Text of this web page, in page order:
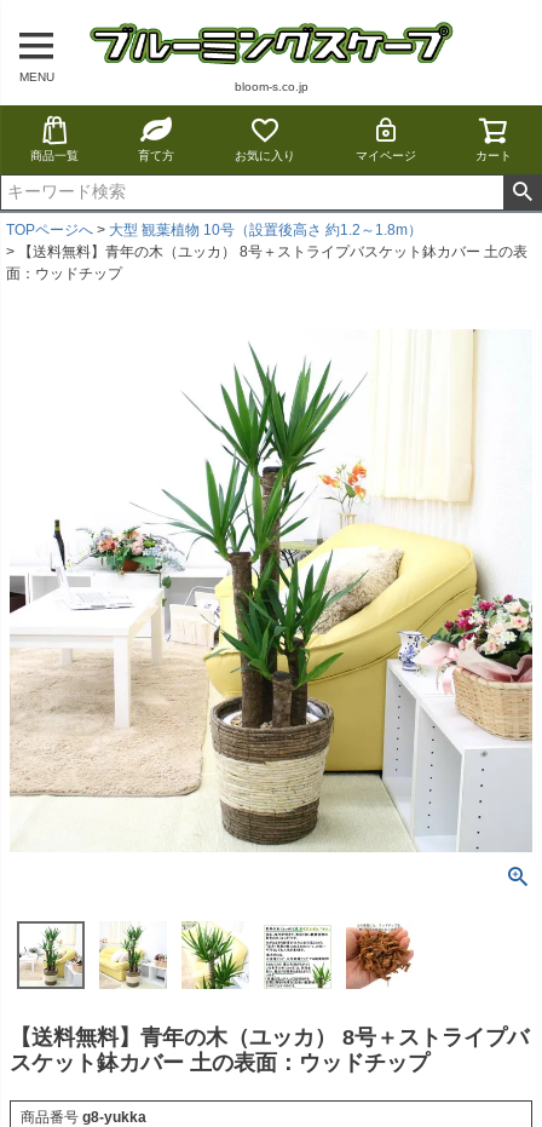
MENU
bloom-s.co.jp
商品一覧 育て方 お気に入り マイページ カート
TOPページへ
大型 観葉植物 10号（設置後高さ 約1.2～1.8m）
【送料無料】青年の木（ユッカ） 8号＋ストライプバスケット鉢カバー 土の表
面：ウッドチップ
【送料無料】青年の木（ユッカ） 8号＋ストライプバ
スケット鉢カバー 土の表面：ウッドチップ
商品番号 g8-yukka